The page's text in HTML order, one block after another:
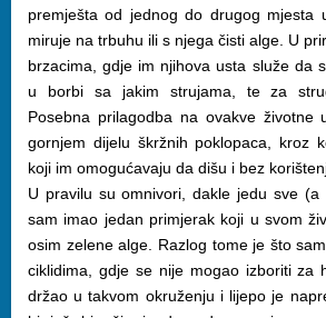
premješta od jednog do drugog mjesta
miruje na trbuhu ili s njega čisti alge. U
brzacima, gdje im njihova usta služe da
u borbi sa jakim strujama, te za
Posebna prilagodba na ovakve životne
gornjem dijelu škržnih poklopaca, kroz
koji im omogućavaju da dišu i bez
U pravilu su omnivori, dakle jedu sve
sam imao jedan primjerak koji u svom
osim zelene alge. Razlog tome je što
ciklidima, gdje se nije mogao izboriti za
držao u takvom okruženju i lijepo je